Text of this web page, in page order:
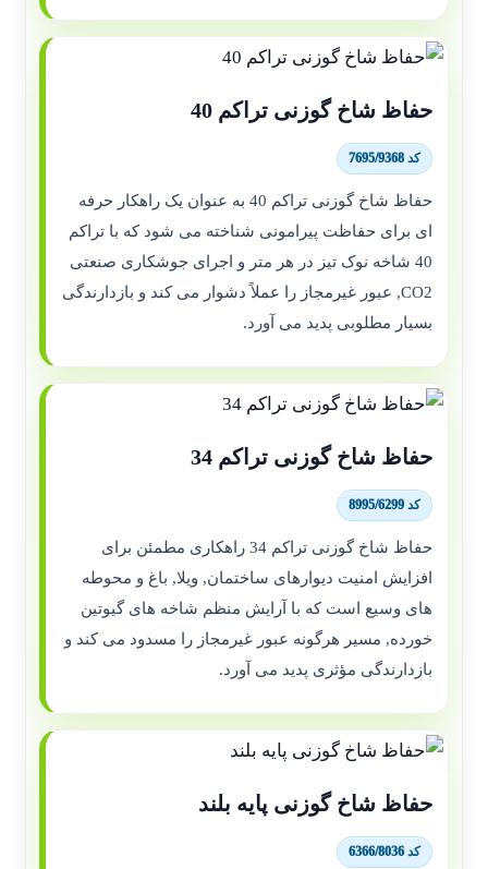
حفاظ شاخ گوزنی تراکم 40
کد 7695/9368
حفاظ شاخ گوزنی تراکم 40 به عنوان یک راهکار حرفه
ای برای حفاظت پیرامونی شناخته می شود که با تراکم
40 شاخه نوک تیز در هر متر و اجرای جوشکاری صنعتی
CO2, عبور غیرمجاز را عملاً دشوار می کند و بازدارندگی
بسیار مطلوبی پدید می آورد.
حفاظ شاخ گوزنی تراکم 34
کد 8995/6299
حفاظ شاخ گوزنی تراکم 34 راهکاری مطمئن برای
افزایش امنیت دیوارهای ساختمان, ویلا, باغ و محوطه
های وسیع است که با آرایش منظم شاخه های گیوتین
خورده, مسیر هرگونه عبور غیرمجاز را مسدود می کند و
بازدارندگی مؤثری پدید می آورد.
حفاظ شاخ گوزنی پایه بلند
کد 6366/8036